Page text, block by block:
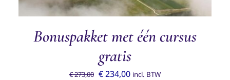
Bonuspakket met één cursus
gratis
€273,00 Oorspronkelijke
€234,00Huidige
incl. BTW